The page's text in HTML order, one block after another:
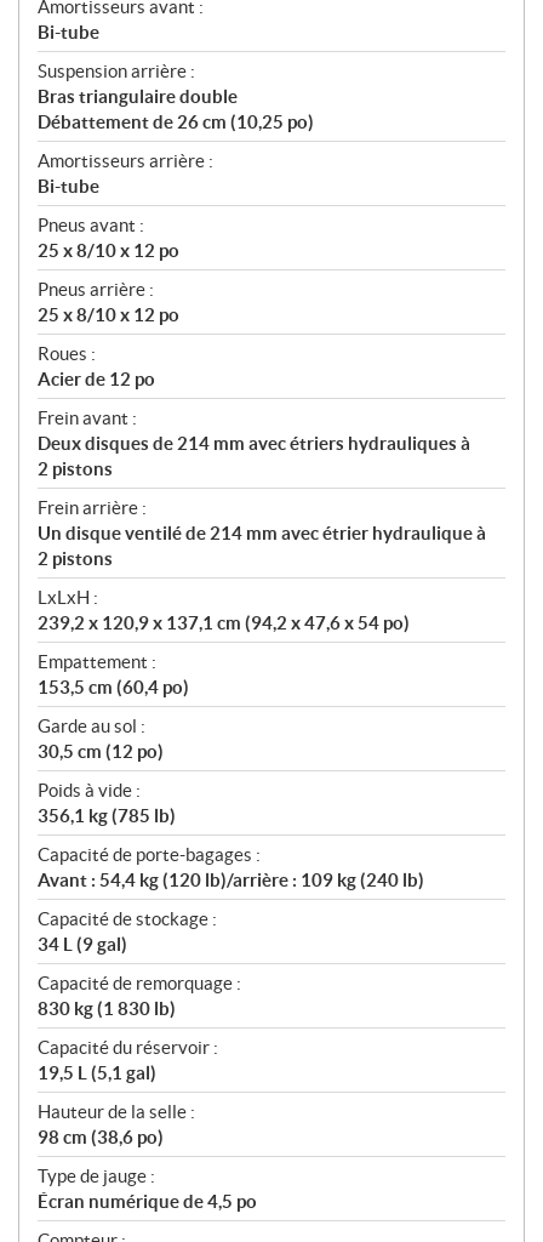
Amortisseurs avant :
Bi-tube
Suspension arrière :
Bras triangulaire double
Débattement de 26 cm (10,25 po)
Amortisseurs arrière :
Bi-tube
Pneus avant :
25 x 8/10 x 12 po
Pneus arrière :
25 x 8/10 x 12 po
Roues :
Acier de 12 po
Frein avant :
Deux disques de 214 mm avec étriers hydrauliques à
2 pistons
Frein arrière :
Un disque ventilé de 214 mm avec étrier hydraulique à
2 pistons
LxLxH :
239,2 x 120,9 x 137,1 cm (94,2 x 47,6 x 54 po)
Empattement :
153,5 cm (60,4 po)
Garde au sol :
30,5 cm (12 po)
Poids à vide :
356,1 kg (785 lb)
Capacité de porte-bagages :
Avant : 54,4 kg (120 lb)/arrière : 109 kg (240 lb)
Capacité de stockage :
34 L (9 gal)
Capacité de remorquage :
830 kg (1 830 lb)
Capacité du réservoir :
19,5 L (5,1 gal)
Hauteur de la selle :
98 cm (38,6 po)
Type de jauge :
Écran numérique de 4,5 po